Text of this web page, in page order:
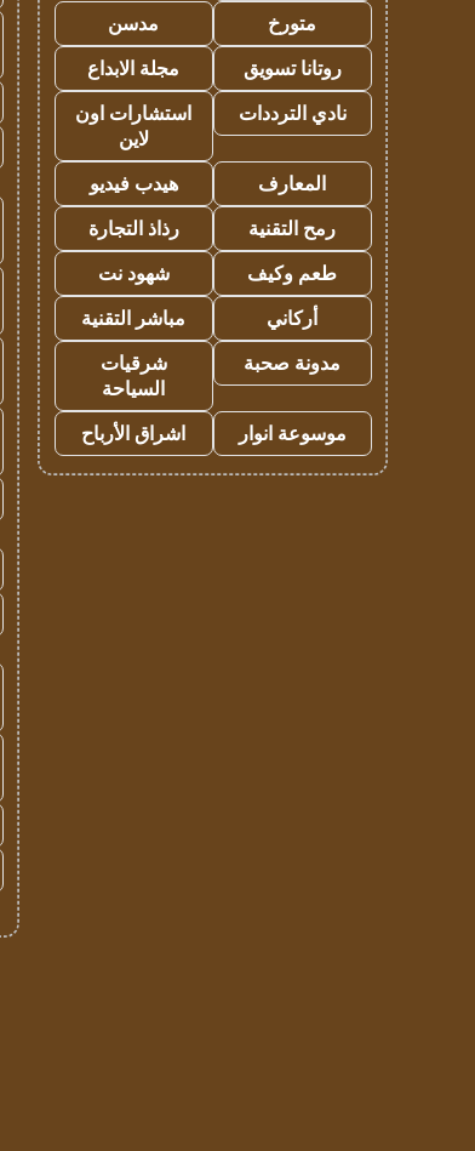
متورخ
مدسن
روتانا تسويق
مجلة الابداع
نادي الترددات
استشارات اون
لاين
المعارف
هيدب فيديو
رمح التقنية
رذاذ التجارة
طعم وكيف
شهود نت
أركاني
مباشر التقنية
مدونة صحبة
شرقيات
السياحة
موسوعة انوار
اشراق الأرباح